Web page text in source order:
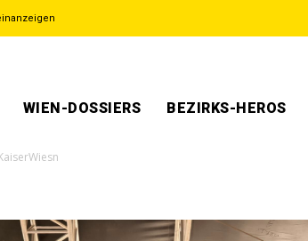
WIEN-DOSSIERS BEZIRKS-HEROS